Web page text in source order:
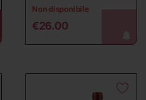
Non disponibile
Regular price
€26.00 avvisami!